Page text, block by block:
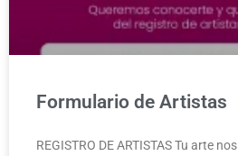
Formulario de Artistas
REGISTRO DE ARTISTAS Tu arte